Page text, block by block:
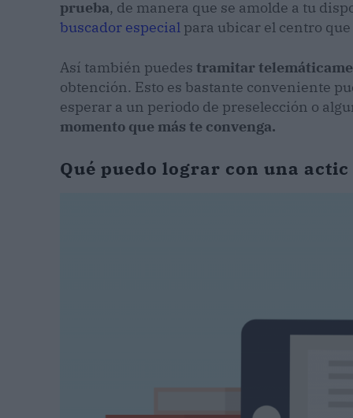
prueba, de manera que se amolde a tu
buscador especial para ubicar el centro
Así también puedes tramitar
obtención. Esto es bastante conveniente
esperar a un periodo de preselección o
momento que más te convenga.
Qué puedo lograr con una actic